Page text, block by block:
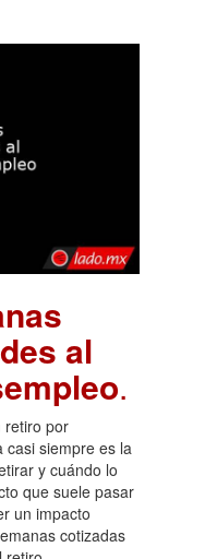
al
.
retiro por
siempre es la
y cuándo lo
que suele pasar
un impacto
cotizadas